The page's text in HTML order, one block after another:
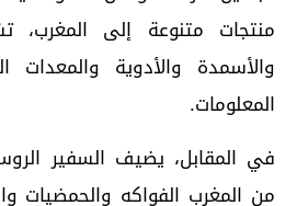
منتجات متنوعة إلى المغرب،
والأسمدة والأدوية والمعدات
المعلومات.
في المقابل، يضيف السفير
من المغرب الفواكه والحمضيات